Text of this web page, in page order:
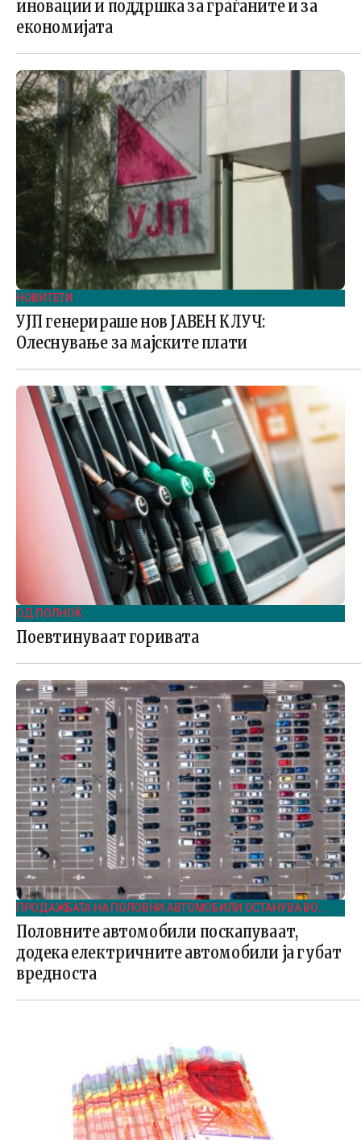
иновации и поддршка за граѓаните и за
економијата
НОВИТЕТИ
УЈП генерираше нов ЈАВЕН КЛУЧ:
Олеснување за мајските плати
ОД ПОЛНОЌ
Поевтинуваат горивата
ПРОДАЖБАТА НА ПОЛОВНИ АВТОМОБИЛИ ОСТАНУВА ВО
БЛАГ ПОРАСТ И ВО ПРВИОТ КВАРТАЛ НА 2025
Половните автомобили поскапуваат,
додека електричните автомобили ја губат
вредноста